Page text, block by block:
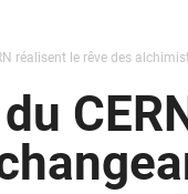
réalisent le rêve des